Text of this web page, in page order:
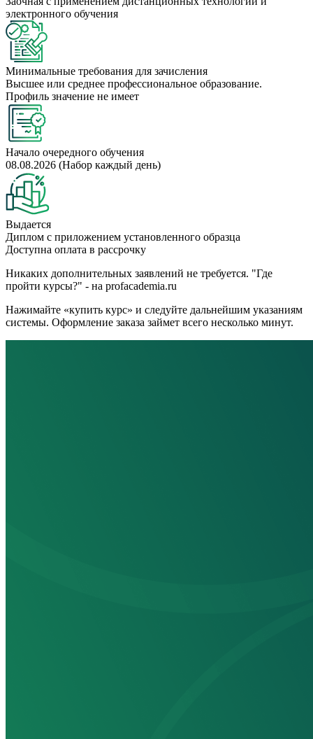
электронного обучения
Минимальные требования для зачисления
Высшее или среднее профессиональное образование.
Профиль значение не имеет
Начало очередного обучения
08.08.2026 (Набор каждый день)
Выдается
Диплом с приложением установленного образца
Доступна оплата в рассрочку
Никаких дополнительных заявлений не требуется. "Где
пройти курсы?" - на profacademia.ru
Нажимайте «купить курс» и следуйте дальнейшим указаниям
системы. Оформление заказа займет всего несколько минут.